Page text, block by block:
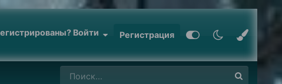
Войти Регистрация